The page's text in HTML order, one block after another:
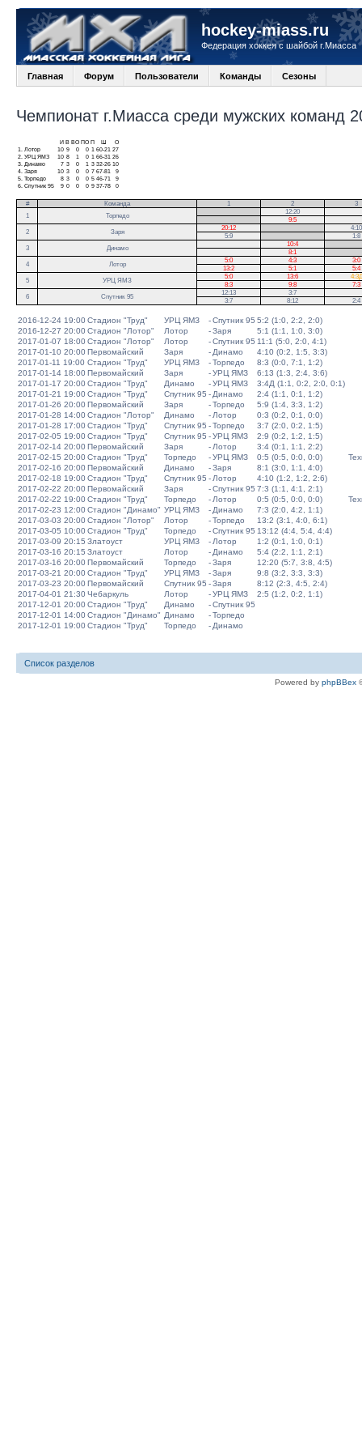
hockey-miass.ru
Федерация хоккея с шайбой г.Миасса
Главная Форум Пользователи Команды Сезоны
Чемпионат г.Миасса среди мужских команд
И В ВО ПО П
О
1.
Лотор 10 9 0 0 1 60-21 27
2. УРЦ ЯМЗ 10 8 1 0 1 66-31 26
3.
Динамо 7 3 0 1 3 32-26 10
4. Заря 10 3 0 0 7 67-81
9
5. Торпедо 8 3 0 0 5 46-71
9
6. Спутник 95 9 0 0 0 9 37-78 0
# Команда 1 2
3
1
Торпедо
12:20
9:5
2
Заря
20:12
4:10
5:9
1:8
3
Динамо
10:4
8:1
4
Лотор
5:0 4:3
3:0
13:2
5:1
5:4
5
УРЦ ЯМЗ
5:0 13:6
4:3Д
8:3
9:8
7:3
6
Спутник 95
12:13
3:7
3:7
8:12 2:4
2016-12-24 19:00Стадион "Труд" УРЦ ЯМЗ -Спутник 95 5:2 (1:0, 2:2, 2:0)
2016-12-27 20:00Стадион "Лотор" Лотор -Заря
5:1 (1:1, 1:0, 3:0)
2017-01-07 18:00Стадион "Лотор" Лотор -Спутник 95 11:1 (5:0, 2:0, 4:1)
2017-01-10 20:00Первомайский Заря - Динамо
4:10 (0:2, 1:5, 3:3)
2017-01-11 19:00 Стадион "Труд" УРЦ ЯМЗ -Торпедо
8:3 (0:0, 7:1, 1:2)
2017-01-14 18:00Первомайский Заря -УРЦ ЯМЗ
6:13 (1:3, 2:4, 3:6)
2017-01-17 20:00Стадион "Труд" Динамо -УРЦ ЯМЗ
3:4Д (1:1, 0:2, 2:0, 0:1)
2017-01-21 19:00Стадион "Труд" Спутник 95 - Динамо
2:4 (1:1, 0:1, 1:2)
2017-01-26 20:00Первомайский Заря -Торпедо
5:9 (1:4, 3:3, 1:2)
2017-01-28 14:00Стадион "Лотор" Динамо - Лотор
0:3 (0:2, 0:1, 0:0)
2017-01-28 17:00Стадион "Труд" Спутник 95 -Торпедо
3:7 (2:0, 0:2, 1:5)
2017-02-05 19:00Стадион "Труд" Спутник 95 -УРЦ ЯМЗ
2:9 (0:2, 1:2, 1:5)
2017-02-14 20:00Первомайский Заря - Лотор
3:4 (0:1, 1:1, 2:2)
2017-02-15 20:00Стадион "Труд" Торпедо -УРЦ ЯМЗ 0:5 (0:5, 0:0, 0:0)
2017-02-16 20:00Первомайский Динамо -Заря
8:1 (3:0, 1:1, 4:0)
2017-02-18 19:00Стадион "Труд" Спутник 95 - Лотор
4:10 (1:2, 1:2, 2:6)
2017-02-22 20:00Первомайский Заря -Спутник 95 7:3 (1:1, 4:1, 2:1)
2017-02-22 19:00Стадион "Труд" Торпедо - Лотор 0:5 (0:5, 0:0, 0:0)
2017-02-23 12:00Стадион "Динамо" УРЦ ЯМЗ - Динамо
7:3 (2:0, 4:2, 1:1)
2017-03-03 20:00Стадион "Лотор" Лотор -Торпедо
13:2 (3:1, 4:0, 6:1)
2017-03-05 10:00Стадион "Труд" Торпедо -Спутник 95 13:12 (4:4, 5:4, 4:4)
2017-03-09 20:15 Златоуст УРЦ ЯМЗ - Лотор
1:2 (0:1, 1:0, 0:1)
2017-03-16 20:15 Златоуст Лотор - Динамо
5:4 (2:2, 1:1, 2:1)
2017-03-16 20:00Первомайский Торпедо -Заря
12:20 (5:7, 3:8, 4:5)
2017-03-21 20:00Стадион "Труд" УРЦ ЯМЗ -Заря
9:8 (3:2, 3:3, 3:3)
2017-03-23 20:00Первомайский Спутник 95 -Заря
8:12 (2:3, 4:5, 2:4)
2017-04-01 21:30Чебаркуль Лотор -УРЦ ЯМЗ
2:5 (1:2, 0:2, 1:1)
2017-12-01 20:00Стадион "Труд" Динамо -Спутник 95
2017-12-01 14:00Стадион "Динамо" Динамо -Торпедо
2017-12-01 19:00Стадион "Труд" Торпедо - Динамо
Список разделов
Powered by phpBBex